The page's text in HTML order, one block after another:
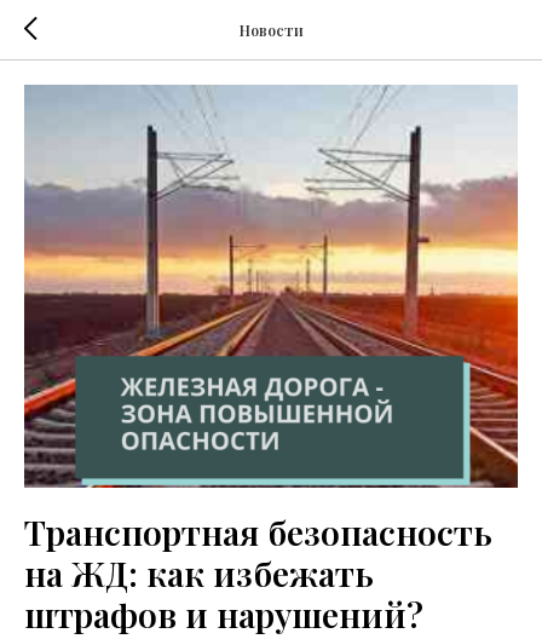
Новости
Транспортная безопасность
на ЖД: как избежать
штрафов и нарушений?